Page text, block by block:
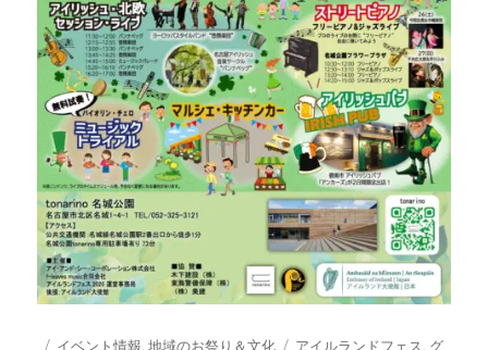
投 カ
イベント情報,地域のお祭り＆文化 タ
アイルランドフェス, グ